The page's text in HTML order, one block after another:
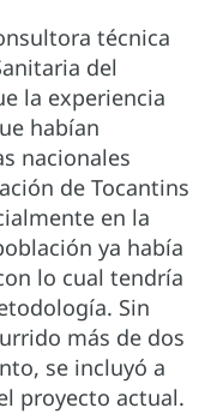
técnica
del
la experiencia
habían
nacionales
de Tocantins
en la
ya había
lo cual tendría
Sin
más de dos
se incluyó a
proyecto actual.